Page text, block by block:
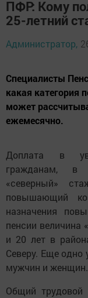
ПФР: Кому
25-летний
Администратор,
Специалисты
какая категория
может
ежемесячно.
Доплата в
гражданам, в
«северный»
повышающий
назначения
пенсии величина
и 20 лет в
Северу. Еще одно
мужчин и женщин.
Общий